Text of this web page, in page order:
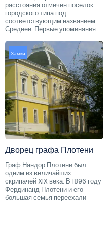
расстояния отмечен поселок
городского типа под
соответствующим названием
Среднее. Первые упоминания
Замки
Дворец графа Плотени
Граф Нандор Плотени был
одним из величайших
скрипачей XIX века. В 1896 году
Фердинанд Плотени и его
большая семья переехали